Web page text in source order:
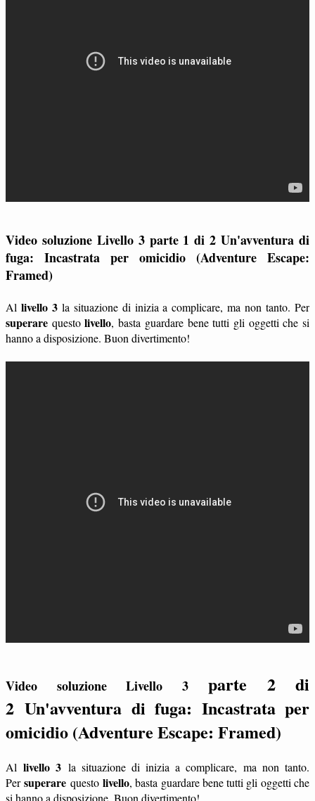
Video soluzione Livello 3 parte 1 di 2 Un'avventura di
fuga: Incastrata per omicidio (Adventure Escape:
Framed)
Al livello 3la situazione di inizia a complicare, ma non tanto. Per
superare questolivello, basta guardare bene tutti gli oggetti che si
hanno a disposizione. Buon divertimento!
Video soluzione Livello 3 parte 2 di
2Un'avventura di fuga: Incastrata per
omicidio (Adventure Escape: Framed)
Allivello 3 la situazione di inizia a complicare, ma non tanto.
Persuperare questo livello, basta guardare bene tutti gli oggetti che
si hanno a disposizione. Buon divertimento!